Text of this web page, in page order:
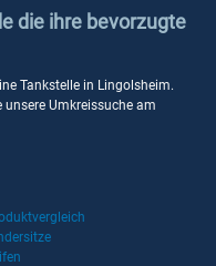
die ihre bevorzugte
Tankstelle in Lingolsheim.
unsere Umkreissuche am